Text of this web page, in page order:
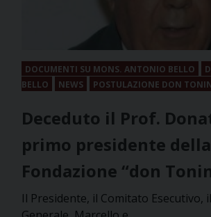
DOCUMENTI SU MONS. ANTONIO BELLO
BELLO
NEWS POSTULAZIONE DON
Deceduto il Prof.
primo presidente della
Fondazione “don
Il Presidente, il Comitato Esecutivo,